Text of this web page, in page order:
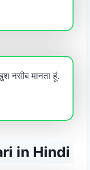
नसीब मानता हूं.
in Hindi